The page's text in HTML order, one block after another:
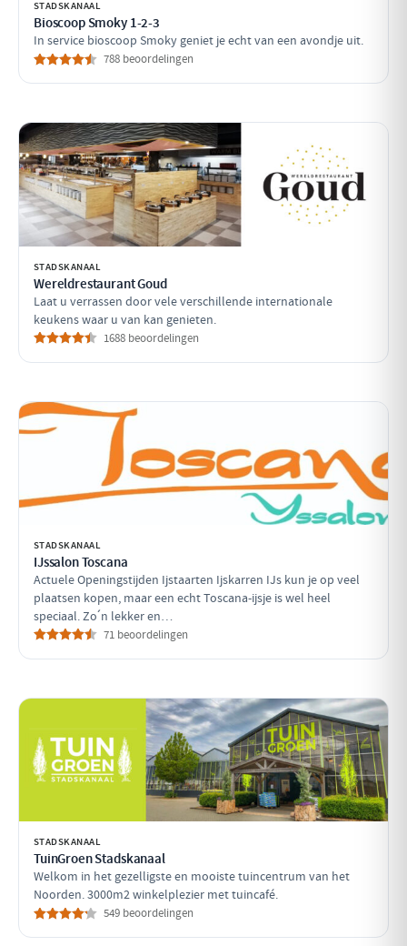
STADSKANAAL
Bioscoop Smoky 1-2-3
In service bioscoop Smoky geniet je echt van een avondje uit.
788 beoordelingen
STADSKANAAL
Wereldrestaurant Goud
Laat u verrassen door vele verschillende internationale
keukens waar u van kan genieten.
1688 beoordelingen
STADSKANAAL
IJssalon Toscana
Actuele Openingstijden Ijstaarten Ijskarren IJs kun je op veel
plaatsen kopen, maar een echt Toscana-ijsje is wel heel
speciaal. Zo´n lekker en…
71 beoordelingen
STADSKANAAL
TuinGroen Stadskanaal
Welkom in het gezelligste en mooiste tuincentrum van het
Noorden. 3000m2 winkelplezier met tuincafé.
549 beoordelingen